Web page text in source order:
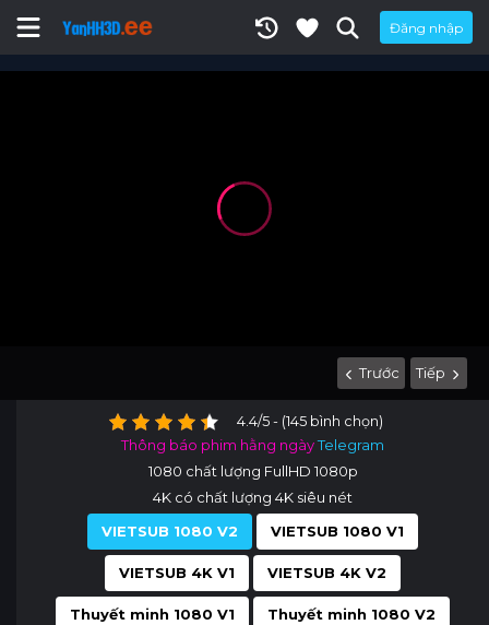
Đăng nhập
Trước Tiếp
4.4/5 - (145 bình chọn)
Thông báo phim hằng ngàyTelegram
1080 chất lượng FullHD 1080p
4K có chất lượng 4K siêu nét
VIETSUB 1080 V2
VIETSUB 1080 V1
VIETSUB 4K V1 VIETSUB 4K V2
Thuyết minh 1080 V1 Thuyết minh 1080 V2